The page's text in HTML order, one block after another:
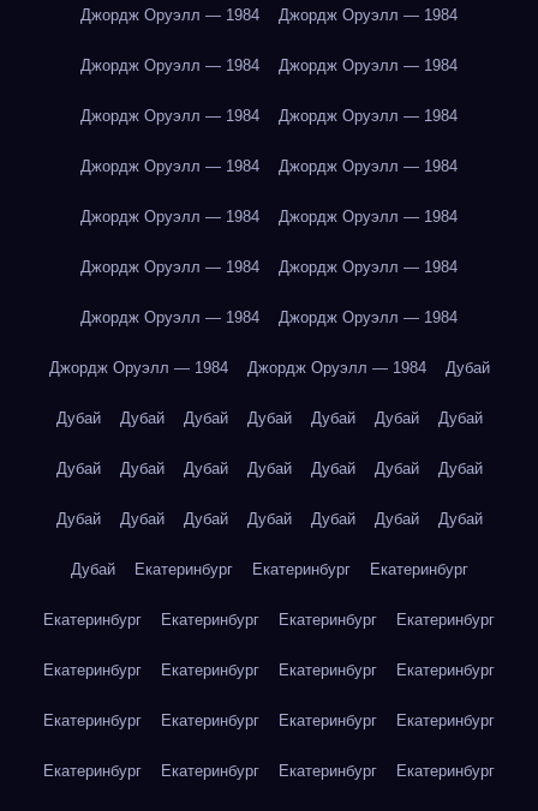
Джордж Оруэлл — 1984 Джордж Оруэлл — 1984
Джордж Оруэлл — 1984 Джордж Оруэлл — 1984
Джордж Оруэлл — 1984 Джордж Оруэлл — 1984
Джордж Оруэлл — 1984 Джордж Оруэлл — 1984
Джордж Оруэлл — 1984 Джордж Оруэлл — 1984
Джордж Оруэлл — 1984 Джордж Оруэлл — 1984
Джордж Оруэлл — 1984 Джордж Оруэлл — 1984
Джордж Оруэлл — 1984 Джордж Оруэлл — 1984 Дубай
Дубай Дубай Дубай Дубай Дубай Дубай Дубай
Дубай Дубай Дубай Дубай Дубай Дубай Дубай
Дубай Дубай Дубай Дубай Дубай Дубай Дубай
Дубай Екатеринбург Екатеринбург Екатеринбург
Екатеринбург Екатеринбург Екатеринбург Екатеринбург
Екатеринбург Екатеринбург Екатеринбург Екатеринбург
Екатеринбург Екатеринбург Екатеринбург Екатеринбург
Екатеринбург Екатеринбург Екатеринбург Екатеринбург